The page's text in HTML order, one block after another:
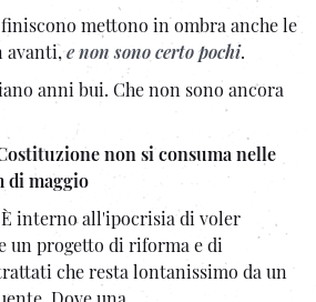
mettono in ombra anche le
avanti,e non sono certo pochi.
anni bui. Che non sono ancora
non si consuma nelle
di maggio
interno all'ipocrisia di voler
un progetto di riforma e di
che resta lontanissimo da un